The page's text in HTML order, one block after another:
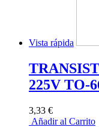
Vista rápida
225V TO-
3,33 €
Añadir al Carrito